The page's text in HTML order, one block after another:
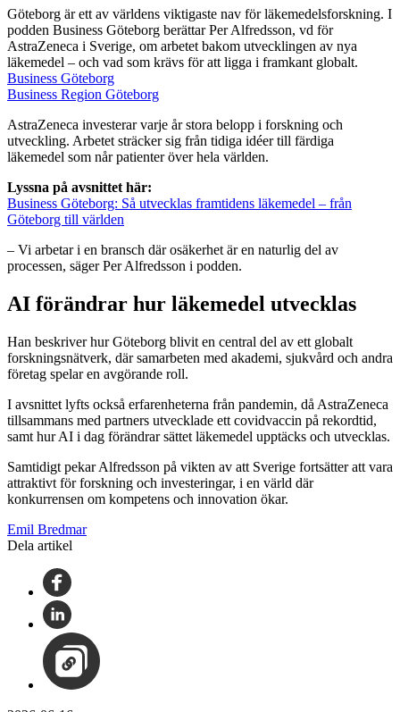
Göteborg är ett av världens viktigaste nav för läkemedelsforskning. I
podden Business Göteborg berättar Per Alfredsson, vd för
AstraZeneca i Sverige, om arbetet bakom utvecklingen av nya
läkemedel – och vad som krävs för att ligga i framkant globalt.
Business Göteborg
Business Region Göteborg
AstraZeneca investerar varje år stora belopp i forskning och
utveckling. Arbetet sträcker sig från tidiga idéer till färdiga
läkemedel som når patienter över hela världen.
Lyssna på avsnittet här:
Business Göteborg: Så utvecklas framtidens läkemedel – från
Göteborg till världen
– Vi arbetar i en bransch där osäkerhet är en naturlig del av
processen, säger Per Alfredsson i podden.
AI förändrar hur läkemedel utvecklas
Han beskriver hur Göteborg blivit en central del av ett globalt
forskningsnätverk, där samarbeten med akademi, sjukvård och andra
företag spelar en avgörande roll.
I avsnittet lyfts också erfarenheterna från pandemin, då AstraZeneca
tillsammans med partners utvecklade ett covidvaccin på rekordtid,
samt hur AI i dag förändrar sättet läkemedel upptäcks och utvecklas.
Samtidigt pekar Alfredsson på vikten av att Sverige fortsätter att vara
attraktivt för forskning och investeringar, i en värld där
konkurrensen om kompetens och innovation ökar.
Emil Bredmar
Dela artikel